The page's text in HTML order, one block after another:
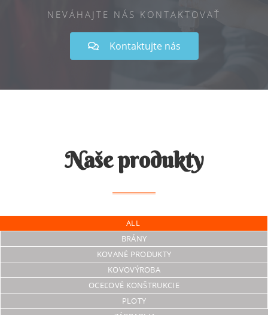
NEVÁHAJTE NÁS KONTAKTOVAŤ
Kontaktujte nás
Naše produkty
ALL
BRÁNY
KOVANÉ PRODUKTY
KOVOVÝROBA
OCEĽOVÉ KONŠTRUKCIE
PLOTY